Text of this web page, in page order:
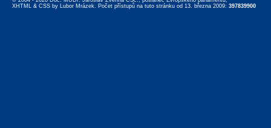
XHTML & CSS by Lubor Mrázek. Počet přístupů na tuto stránku od 13. března 2009: 397839900